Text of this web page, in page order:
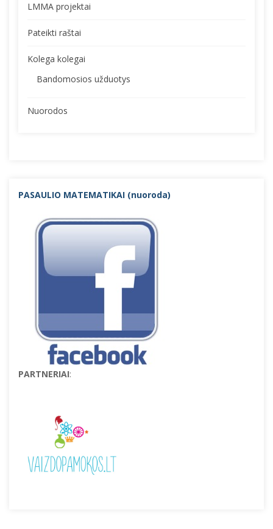
LMMA projektai
Pateikti raštai
Kolega kolegai
Bandomosios užduotys
Nuorodos
PASAULIO MATEMATIKAI (nuoroda)
PARTNERIAI: